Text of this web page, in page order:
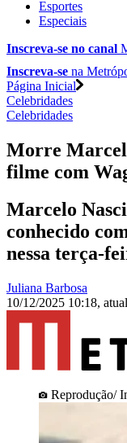
Esportes
Especiais
Inscreva-se no canal
Inscreva-se na
Página Inicial
Celebridades
Celebridades
Morre
filme com
Marcelo
conhecido
nessa terça-
Juliana Barbosa
10/12/2025 10:18,
Reprodução/